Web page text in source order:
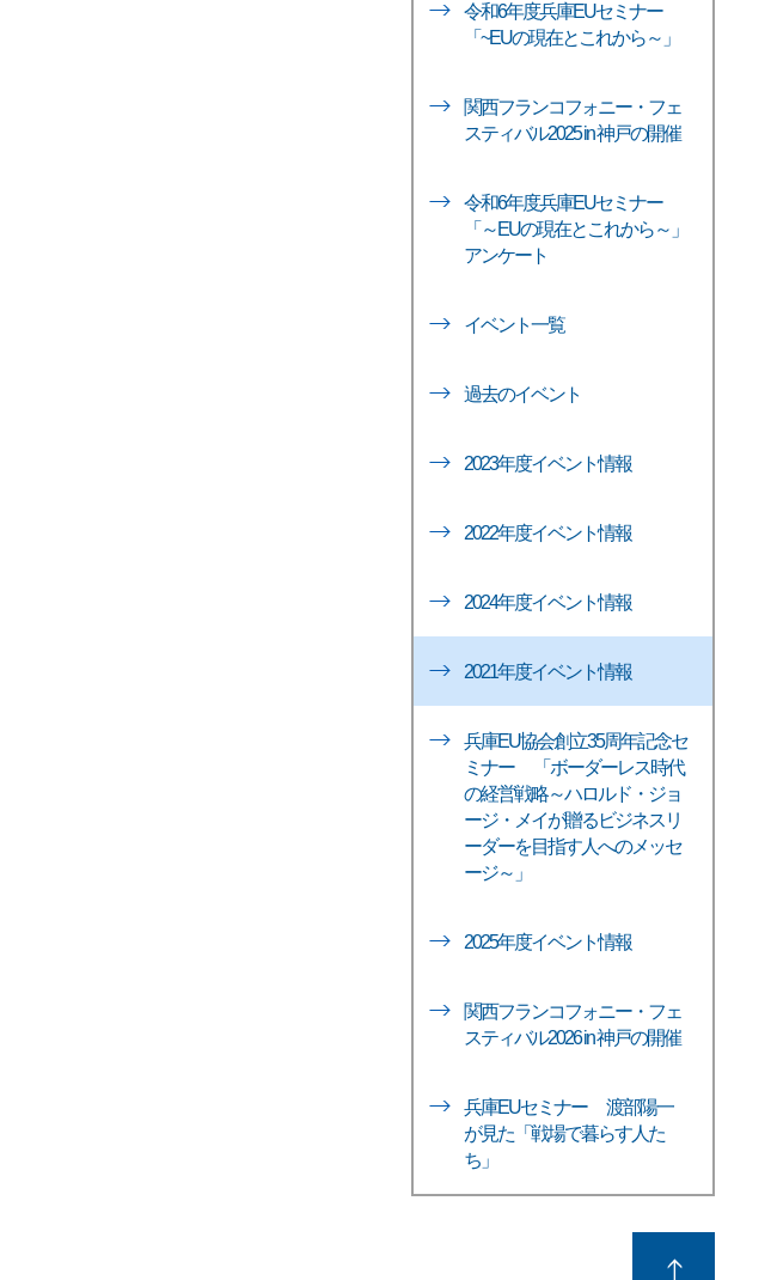
令和6年度兵庫EUセミナー
「~EUの現在とこれから～」
関西フランコフォニー・フェ
スティバル2025 in 神戸の開催
令和6年度兵庫EUセミナー
「～EUの現在とこれから～」
アンケート
イベント一覧
過去のイベント
2023年度イベント情報
2022年度イベント情報
2024年度イベント情報
2021年度イベント情報
兵庫EU協会創立35周年記念セ
ミナー 「ボーダーレス時代
の経営戦略～ハロルド・ジョ
ージ・メイが贈るビジネスリ
ーダーを目指す人へのメッセ
ージ～」
2025年度イベント情報
関西フランコフォニー・フェ
スティバル2026 in 神戸の開催
兵庫EUセミナー 渡部陽一
が見た「戦場で暮らす人た
ち」